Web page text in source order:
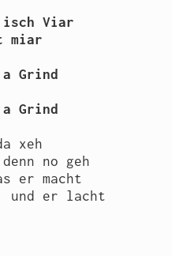
isch Viar
miar
Grind
Grind
xeh
no geh
er macht
und er lacht